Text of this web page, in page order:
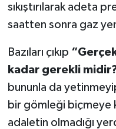
sıkıştırılarak adeta
saatten sonra gaz
Bazıları çıkıp
kadar gerekli
bununla da
bir gömleği biçmeye
adaletin olmadığı